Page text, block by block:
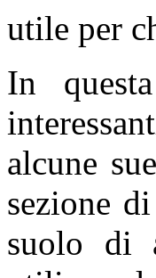
utile per
In
alcune
sezione di
suolo di